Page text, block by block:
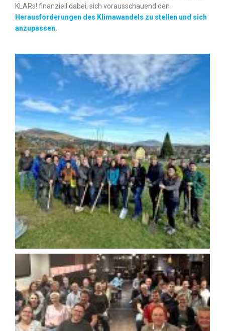
KLARs! finanziell dabei, sich vorausschauend den
Herausforderungen des Klimawandels zu stellen und sich
anzupassen.